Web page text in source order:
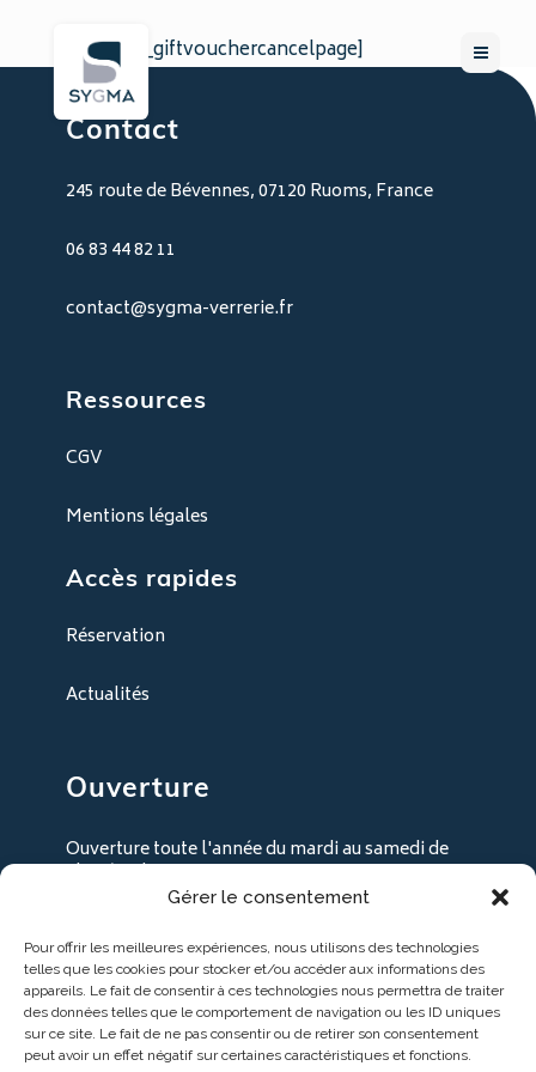
Gérer le consentement
Pour offrir les meilleures expériences, nous utilisons des technologies
telles que les cookies pour stocker et/ou accéder aux informations des
appareils. Le fait de consentir à ces technologies nous permettra de traiter
des données telles que le comportement de navigation ou les ID uniques
sur ce site. Le fait de ne pas consentir ou de retirer son consentement
peut avoir un effet négatif sur certaines caractéristiques et fonctions.
[wpgv_giftvouchercancelpage]
Contact
245 route de Bévennes, 07120 Ruoms, France
06 83 44 82 11
contact@sygma-verrerie.fr
Ressources
CGV
Mentions légales
Accès rapides
Réservation
Actualités
Ouverture
Ouverture toute l'année du mardi au samedi de
9h30 à 18h30